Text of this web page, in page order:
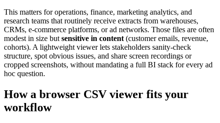
This matters for operations, finance, marketing analytics, and
research teams that routinely receive extracts from warehouses,
CRMs, e-commerce platforms, or ad networks. Those files are often
modest in size but sensitive in content (customer emails, revenue,
cohorts). A lightweight viewer lets stakeholders sanity-check
structure, spot obvious issues, and share screen recordings or
cropped screenshots, without mandating a full BI stack for every ad
hoc question.
How a browser CSV viewer fits your
workflow